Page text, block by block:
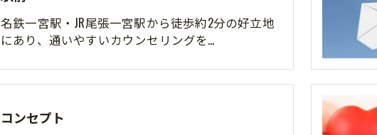
名鉄一宮駅・JR尾張一宮駅から徒歩約2分の好立地
にあり、通いやすいカウンセリングを…
コンセプト
ご予約・お問い合わせはこちら